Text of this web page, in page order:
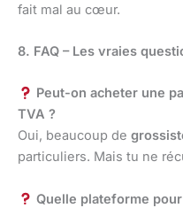
fait mal au cœur.
8. FAQ – Les vraies
Peut-on acheter une
TVA ?
Oui, beaucoup de
particuliers. Mais tu ne
Quelle plateforme